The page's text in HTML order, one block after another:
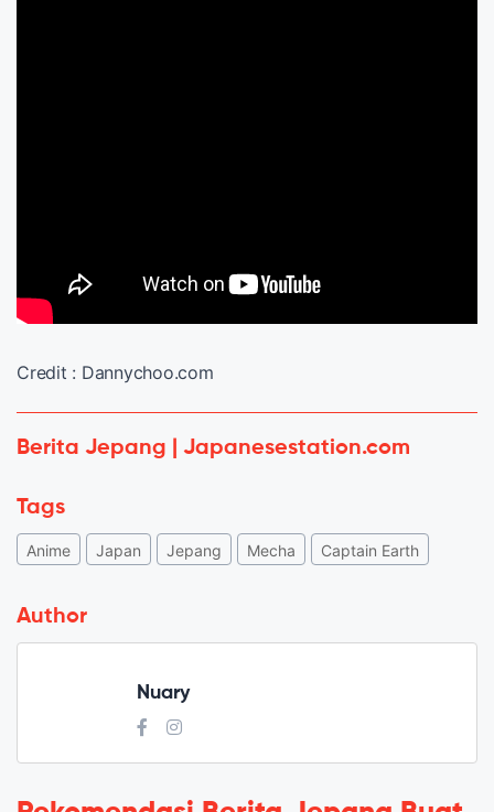
Credit : Dannychoo.com
Berita Jepang | Japanesestation.com
Tags
Anime Japan Jepang Mecha Captain Earth
Author
Nuary